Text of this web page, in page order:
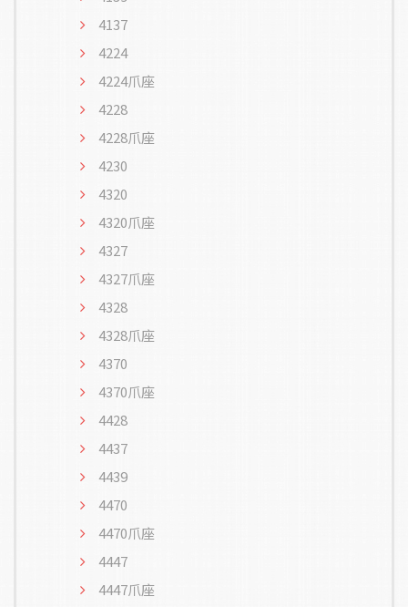
4137
4224
4224爪座
4228
4228爪座
4230
4320
4320爪座
4327
4327爪座
4328
4328爪座
4370
4370爪座
4428
4437
4439
4470
4470爪座
4447
4447爪座